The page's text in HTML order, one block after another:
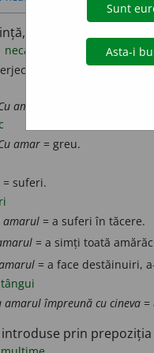
tristețe.
necaz
tristețe
Vai!
amar
amar = greu.
= suferi.
amarul = a suferi în tăcere.
= a simți toată
= a face destăinuiri,
tângui
amarul împreună cu cineva =
prin prepoziția